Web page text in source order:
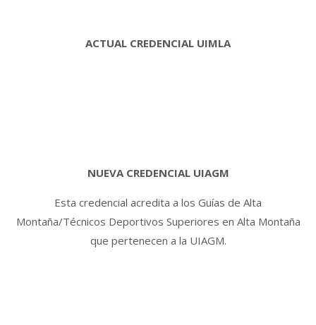
ACTUAL CREDENCIAL UIMLA
NUEVA CREDENCIAL UIAGM
Esta credencial acredita a los Guías de Alta
Montaña/Técnicos Deportivos Superiores en Alta Montaña
que pertenecen a la UIAGM.